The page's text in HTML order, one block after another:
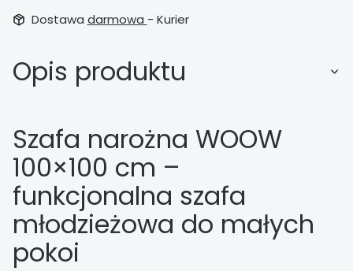
Dostawa darmowa - Kurier
Opis produktu
Szafa narożna WOOW
100×100 cm –
funkcjonalna szafa
młodzieżowa do małych
pokoi